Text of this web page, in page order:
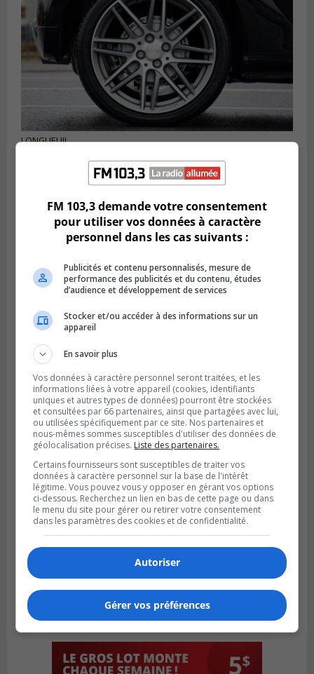
LONGUEUIL
Des jeunes ciblent la Montérégie pour
le Défi écrou de roue
Publié le 6 août 2026 à 05h39
La grenade du camping du lac Cristal était
inoffensive
FM 103,3 demande votre consentement
pour utiliser vos données à caractère
personnel dans les cas suivants :
Publicités et contenu personnalisés, mesure de
performance des publicités et du contenu, études
d’audience et développement de services
Stocker et/ou accéder à des informations sur un
appareil
En savoir plus
Vos données à caractère personnel seront traitées, et les
informations liées à votre appareil (cookies, identifiants
uniques et autres types de données) pourront être stockées
et consultées par 66 partenaires, ainsi que partagées avec lui,
ou utilisées spécifiquement par ce site. Nos partenaires et
nous-mêmes sommes susceptibles d'utiliser des données de
géolocalisation précises. Liste des partenaires.
Certains fournisseurs sont susceptibles de traiter vos
données à caractère personnel sur la base de l'intérêt
légitime. Vous pouvez vous y opposer en gérant vos options
ci-dessous. Recherchez un lien en bas de cette page ou dans
le menu du site pour gérer ou retirer votre consentement
dans les paramètres des cookies et de confidentialité.
Autoriser
Gérer vos préférences